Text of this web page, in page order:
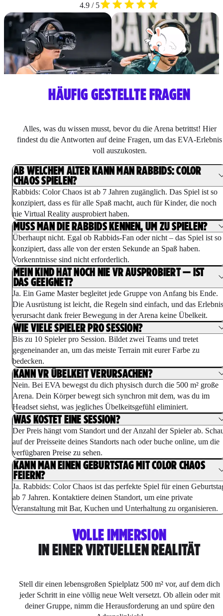
4.9 / 5
HÄUFIG GESTELLTE FRAGEN
Alles, was du wissen musst, bevor du die Arena betrittst! Hier
findest du die Antworten auf deine Fragen, um das EVA-Erlebnis
voll auszukosten.
AB WELCHEM ALTER KANN MAN RABBIDS: COLOR
CHAOS SPIELEN?
Rabbids: Color Chaos ist ab 7 Jahren zugänglich. Das Spiel ist so
konzipiert, dass es für alle Spaß macht, auch für Kinder, die noch
nie Virtual Reality ausprobiert haben.
MUSS MAN DIE RABBIDS KENNEN, UM ZU SPIELEN?
Überhaupt nicht. Egal ob Rabbids-Fan oder nicht – das Spiel ist so
konzipiert, dass alle von der ersten Sekunde an Spaß haben.
Vorkenntnisse sind nicht erforderlich.
MEIN KIND HAT NOCH NIE VR AUSPROBIERT — IST
DAS GEEIGNET?
Ja. Ein Game Master begleitet jede Gruppe von Anfang bis Ende.
Die Ausrüstung ist leicht, die Regeln sind einfach, und das Erlebnis
verursacht dank freier Bewegung in der Arena keine Übelkeit.
WIE VIELE SPIELER PRO SESSION?
Bis zu 10 Spieler pro Session. Bildet zwei Teams und tretet
gegeneinander an, um das meiste Terrain mit eurer Farbe zu
bedecken.
KANN VR ÜBELKEIT VERURSACHEN?
Nein. Bei EVA bewegst du dich physisch durch die 500 m² große
Arena. Dein Körper bewegt sich synchron mit dem, was du im
Headset siehst, was jegliches Übelkeitsgefühl eliminiert.
WAS KOSTET EINE SESSION?
Der Preis hängt vom Standort und der Anzahl der Spieler ab.
auf der Preisseite deines Standorts nach oder buche online, um die
verfügbaren Preise zu sehen.
KANN MAN EINEN GEBURTSTAG MIT COLOR CHAOS
FEIERN?
Ja. Rabbids: Color Chaos ist das perfekte Spiel für einen
ab 7 Jahren. Kontaktiere deinen Standort, um eine private
Veranstaltung mit Bar, Kuchen und Unterhaltung zu organisieren.
VOLLE IMMERSION
IN EINER VIRTUELLEN REALITÄT
Stell dir einen lebensgroßen Spielplatz 500 m² vor, auf dem dich
jeder Schritt in eine völlig neue Welt versetzt. Ob allein oder mit
deiner Gruppe, nimm die Herausforderung an und spüre den